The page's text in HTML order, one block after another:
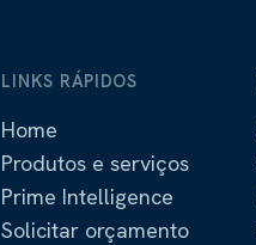
LINKS RÁPIDOS
Home
Produtos e serviços
Prime Intelligence
Solicitar orçamento